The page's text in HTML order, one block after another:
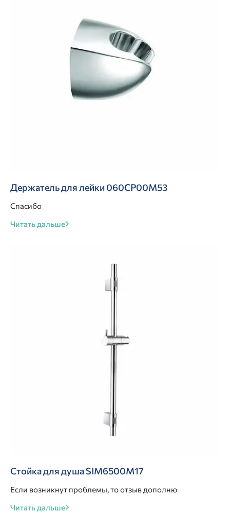
Держатель для лейки 060CP00M53
Спасибо
Читать дальше
Стойка для душа SIM6500M17
Если возникнут проблемы, то отзыв дополню
Читать дальше